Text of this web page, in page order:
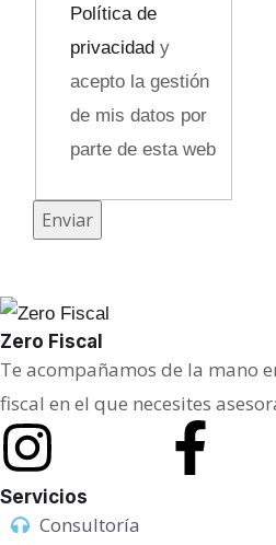
o
Política de
privacidady
acepto la gestión
de mis datos por
parte de esta web
Enviar
Zero Fiscal
Te acompañamos de la mano
fiscal en el que necesites
Servicios
Consultoría